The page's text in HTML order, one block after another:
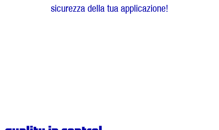
sicurezza della tua applicazione!